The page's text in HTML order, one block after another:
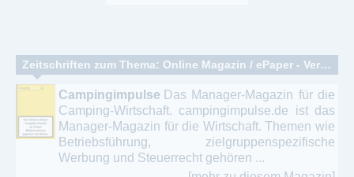
Zeitschriften zum Thema: Online Magazin / ePaper - Versicherung - Kapital - Unternehmensführung
Campingimpulse Das Manager-Magazin für die
Camping-Wirtschaft. campingimpulse.de ist das
Manager-Magazin für die Wirtschaft. Themen wie
Betriebsführung, zielgruppenspezifische
Werbung und Steuerrecht gehören ...